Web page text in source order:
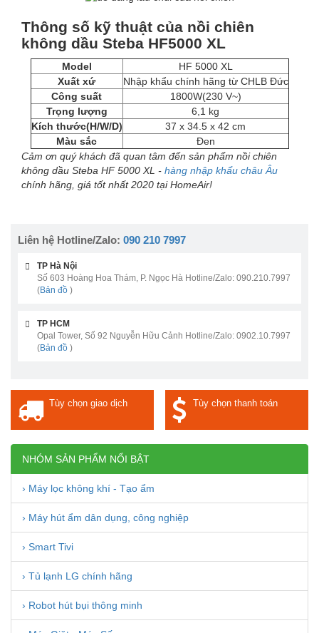
Thông số kỹ thuật của nồi chiên
không dầu Steba HF5000 XL
Model
HF 5000 XL
Xuất xứ
Nhập khẩu chính hãng từ CHLB Đức
Công suất
1800W(230 V~)
Trọng lượng
6,1 kg
Kích thước(H/W/D)
37 x 34.5 x 42 cm
Màu sắc
Đen
Cảm ơn quý khách đã quan tâm đến sản phẩm nồi chiên
không dầu Steba HF 5000 XL - hàng nhập khẩu châu Âu
chính hãng, giá tốt nhất 2020 tại HomeAir!
Liên hệ Hotline/Zalo: 090 210 7997
TP Hà Nội
Số 603 Hoàng Hoa Thám, P. Ngọc Hà Hotline/Zalo: 090.210.7997
(Bản đồ )
TP HCM
Opal Tower, Số 92 Nguyễn Hữu Cảnh Hotline/Zalo: 0902.10.7997
(Bản đồ )
Tùy chọn giao dịch Tùy chọn thanh toán
NHÓM SẢN PHẨM NỔI BẬT
› Máy lọc không khí - Tạo ẩm
› Máy hút ẩm dân dụng, công nghiệp
› Smart Tivi
› Tủ lạnh LG chính hãng
› Robot hút bụi thông minh